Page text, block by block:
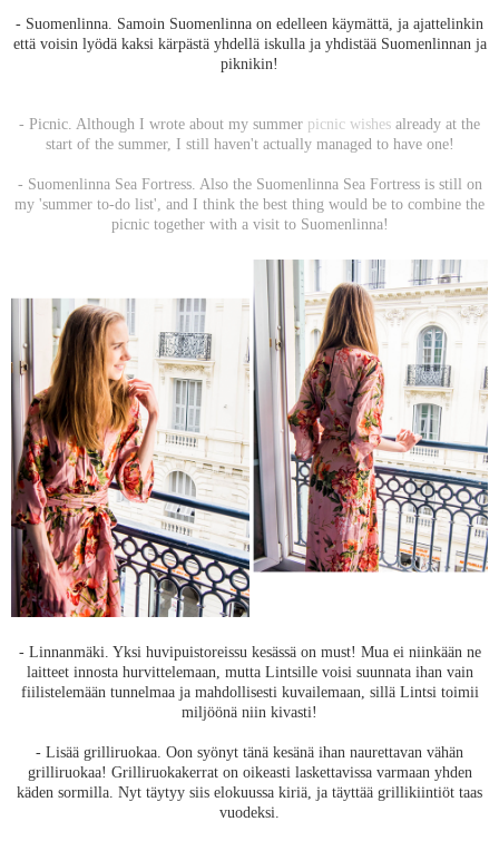
- Suomenlinna. Samoin Suomenlinna on edelleen käymättä, ja ajattelinkin
että voisin lyödä kaksi kärpästä yhdellä iskulla ja yhdistää Suomenlinnan ja
piknikin!
- Picnic. Although I wrote about my summer picnic wishes already at the
start of the summer, I still haven't actually managed to have one!
- Suomenlinna Sea Fortress. Also the Suomenlinna Sea Fortress is still on
my 'summer to-do list', and I think the best thing would be to combine the
picnic together with a visit to Suomenlinna!
- Linnanmäki. Yksi huvipuistoreissu kesässä on must! Mua ei niinkään ne
laitteet innosta hurvittelemaan, mutta Lintsille voisi suunnata ihan vain
fiilistelemään tunnelmaa ja mahdollisesti kuvailemaan, sillä Lintsi toimii
miljöönä niin kivasti!
- Lisää grilliruokaa. Oon syönyt tänä kesänä ihan naurettavan vähän
grilliruokaa! Grilliruokakerrat on oikeasti laskettavissa varmaan yhden
käden sormilla. Nyt täytyy siis elokuussa kiriä, ja täyttää grillikiintiöt taas
vuodeksi.